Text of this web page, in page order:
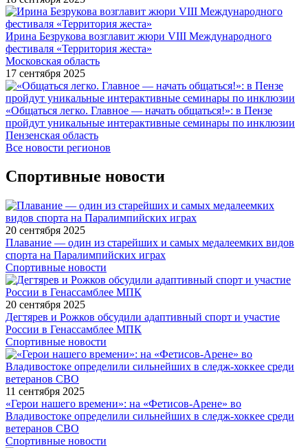
Ирина Безрукова возглавит жюри VIII Международного
фестиваля «Территория жеста»
Московская область
17 сентября 2025
«Общаться легко. Главное — начать общаться!»: в Пензе
пройдут уникальные интерактивные семинары по инклюзии
Пензенская область
Все новости регионов
Спортивные новости
20 сентября 2025
Плавание — один из старейших и самых медалеемких видов
спорта на Паралимпийских играх
Спортивные новости
20 сентября 2025
Дегтярев и Рожков обсудили адаптивный спорт и участие
России в Генассамблее МПК
Спортивные новости
11 сентября 2025
«Герои нашего времени»: на «Фетисов-Арене» во
Владивостоке определили сильнейших в следж-хоккее среди
ветеранов СВО
Спортивные новости